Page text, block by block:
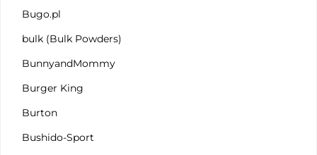
Bugo.pl
bulk (Bulk Powders)
BunnyandMommy
Burger King
Burton
Bushido-Sport